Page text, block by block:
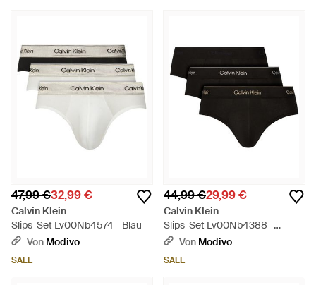
47,99 €32,99 €
Calvin Klein
Slips-Set Lv00Nb4574 - Blau
Von Modivo
SALE
44,99 €29,99 €
Calvin Klein
Slips-Set Lv00Nb4388 -
Schwarz
Von Modivo
SALE